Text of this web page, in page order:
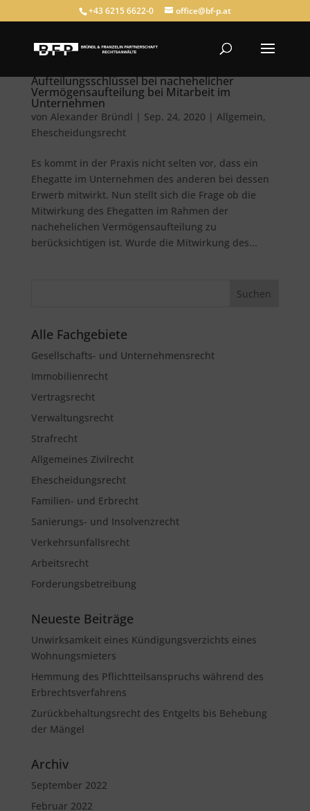
+43 6215 6622-0 office@bf-p.at
Aufteilungsschlüssel bei nachehelicher
Vermögensaufteilung bei Mitarbeit im
Unternehmen
von Alexander Bründl | Sep. 24, 2020 | Allgemein,
Ehescheidungsrecht
Es kommt in der Praxis nicht selten vor, dass ein
Ehegatte im Unternehmen des anderen bei dessen
Erwerb mitwirkt. Nun stellt sich die Frage ob die
Mitwirkung des Ehegatten im Rahmen der
nachehelichen Vermögensaufteilung zu
berücksichtigen ist. Wurde die Mitwirkung des...
Alle Fachgebiete
Gesellschafts- und Unternehmensrecht
Immobilienrecht
Vertragsrecht
Verwaltungsrecht
Strafrecht
Allgemeines Zivilrecht
Ehescheidungsrecht
Familien- und Erbrecht
Sanierungs- und Insolvenzrecht
Verkehrsunfallsrecht
Arbeitsrecht
Forderungsbetreibung
Neueste Beiträge
Unwirksamkeit eines Kündigungsverzichts eines
Wohnungsmieters
Hemmung des Pflichtteilsanspruchs während des
Erbrechtsverfahrens
Zurückbehaltungsrecht des Entgelts bis Behebung
der Mängel
Archiv
September 2022
Februar 2022